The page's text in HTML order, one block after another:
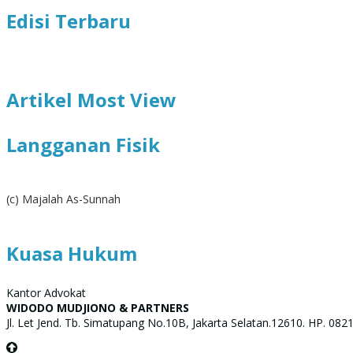
Edisi Terbaru
Artikel Most View
Langganan Fisik
(c) Majalah As-Sunnah
Kuasa Hukum
Kantor Advokat
WIDODO MUDJIONO & PARTNERS
Jl. Let Jend. Tb. Simatupang No.10B, Jakarta Selatan.12610. HP.